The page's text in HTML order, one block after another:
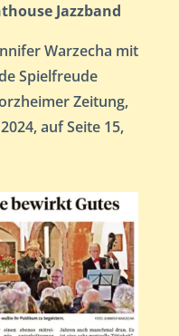
Jazzband
Warzecha mit
Spielfreude
Zeitung,
auf Seite 15,